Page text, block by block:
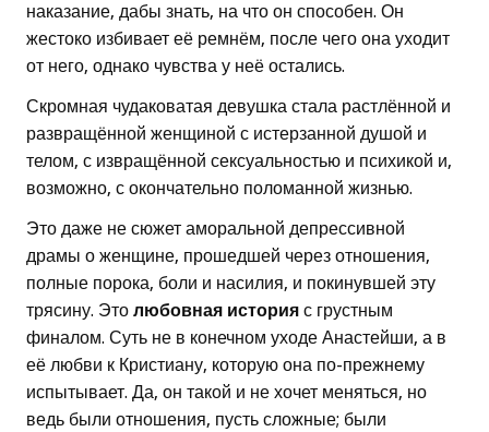
наказание, дабы знать, на что он способен. Он
жестоко избивает её ремнём, после чего она уходит
от него, однако чувства у неё остались.
Скромная чудаковатая девушка стала растлённой и
развращённой женщиной с истерзанной душой и
телом, с извращённой сексуальностью и психикой и,
возможно, с окончательно поломанной жизнью.
Это даже не сюжет аморальной депрессивной
драмы о женщине, прошедшей через отношения,
полные порока, боли и насилия, и покинувшей эту
трясину. Это любовная история с грустным
финалом. Суть не в конечном уходе Анастейши, а в
её любви к Кристиану, которую она по-прежнему
испытывает. Да, он такой и не хочет меняться, но
ведь были отношения, пусть сложные; были